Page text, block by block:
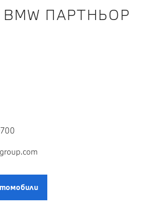
ПАРТНЬОР